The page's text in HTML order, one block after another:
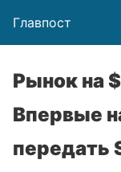
Главпост
Рынок на
Впервые
передать